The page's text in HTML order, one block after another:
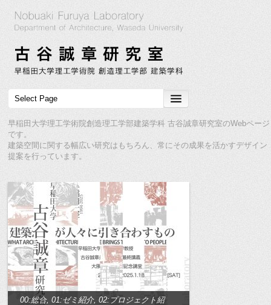
早稲田大学理工学術院創造理工学部建築学科 古谷誠章研究室のWebページ
です。
建築空間に関する幅広い研究はもちろん、常にその成果を活かすデザイン
提案を行っています。
00:総合,01:ゼミ紹介,02:プロジェクト紹